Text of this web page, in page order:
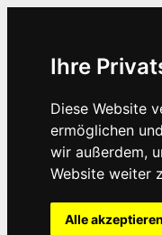
Ihre
Diese Website
ermöglichen
wir außerdem,
Website weiter
Alle akzeptieren